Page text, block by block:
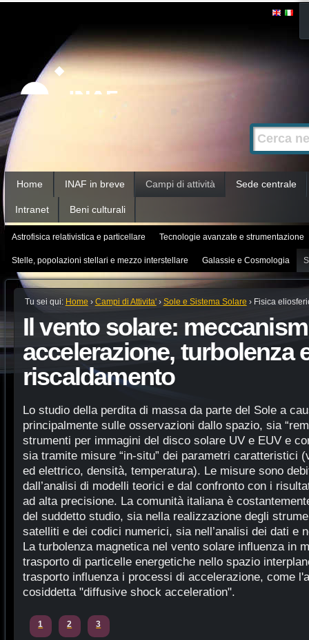
contenuti.
Salta
alla
navigazione
Cerca nel
Ricerca
avanzata…
Sezioni
Home INAF in breve Campi di attività Sede centrale
Intranet Beni culturali
Astrofisica relativistica e particellare Tecnologie avanzate e strumentazione
Stelle, popolazioni stellari e mezzo interstellare Galassie e Cosmologia
Tu sei qui: Home › Campi di Attivita' › Sole e Sistema Solare › Fisica
Il vento solare:
accelerazione, turbolenza
riscaldamento
Lo studio della perdita di massa da parte del Sole a
principalmente sulle osservazioni dallo spazio, sia
strumenti per immagini del disco solare UV e EUV e
sia tramite misure “in-situ” dei parametri caratteristici
ed elettrico, densità, temperatura). Le misure sono
dall’analisi di modelli teorici e dal confronto con i
ad alta precisione. La comunità italiana è
del suddetto studio, sia nella realizzazione degli
satelliti e dei codici numerici, sia nell’analisi dei dati e
La turbolenza magnetica nel vento solare influenza in
trasporto di particelle energetiche nello spazio
trasporto influenza i processi di accelerazione, come
cosiddetta "diffusive shock acceleration".
1 2 3